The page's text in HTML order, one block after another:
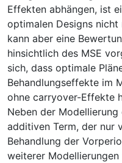
Effekten abhängen, ist
optimalen Designs
kann aber eine
hinsichtlich des MSE
sich, dass optimale
Behandlungseffekte im
ohne carryover-Effekte
Neben der
additiven Term, der nur
Behandlung der
weiterer